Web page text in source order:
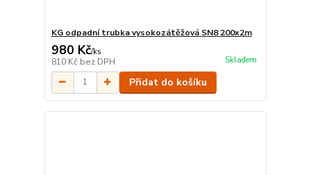
KG odpadní trubka vysokozátěžová SN8 200x2m
980 Kč/ks
810 Kč bez DPH Skladem
Přidat do košíku